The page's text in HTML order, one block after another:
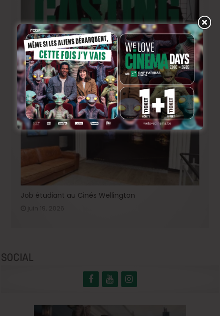
Casting « L’Or Rouge »: rôle féminin 18-25 ans
juin 29, 2026
Job étudiant au Cinés Wellington
SOCIAL